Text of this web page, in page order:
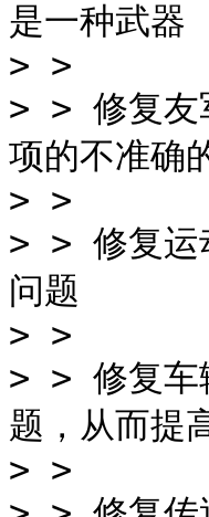
是一种武器
> >
> > 修复友
项的不准确
> >
> > 修复运
问题
> >
> > 修复车
题，从而提
> >